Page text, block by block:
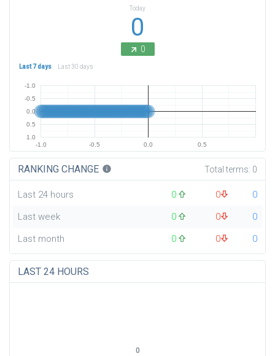
Today
0
0
Last 7 days Last 30 days
-1.0 -0.5 0.0 0.5
-1.0
-0.5
0.0
0.5
1.0
RANKING CHANGE info Total terms: 0
Last 24 hours 0 0
0
Last week
0 0
0
Last month
0 0 0
LAST 24 HOURS
0